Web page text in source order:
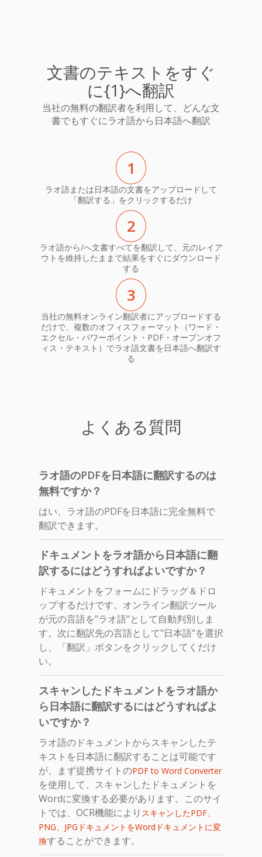
文書のテキストをすぐ
に{1}へ翻訳
当社の無料の翻訳者を利用して、どんな文
書でもすぐにラオ語から日本語へ翻訳
1
ラオ語または日本語の文書をアップロードして
「翻訳する」をクリックするだけ
2
ラオ語から/へ文書すべてを翻訳して、元のレイア
ウトを維持したままで結果をすぐにダウンロード
する
3
当社の無料オンライン翻訳者にアップロードする
だけで、複数のオフィスフォーマット（ワード・
エクセル・パワーポイント・PDF・オープンオフ
ィス・テキスト）でラオ語文書を日本語へ翻訳す
る
よくある質問
ラオ語のPDFを日本語に翻訳するのは
無料ですか？
はい、ラオ語のPDFを日本語に完全無料で
翻訳できます。
ドキュメントをラオ語から日本語に翻
訳するにはどうすればよいですか？
ドキュメントをフォームにドラッグ＆ドロ
ップするだけです。オンライン翻訳ツール
が元の言語を"ラオ語"として自動判別しま
す。次に翻訳先の言語として"日本語"を選択
し、「翻訳」ボタンをクリックしてくだけ
い。
スキャンしたドキュメントをラオ語か
ら日本語に翻訳するにはどうすればよ
いですか？
ラオ語のドキュメントからスキャンしたテ
キストを日本語に翻訳することは可能です
が、まず提携サイトのPDF to Word Converter
を使用して、スキャンしたドキュメントを
Wordに変換する必要があります。このサイ
トでは、OCR機能により スキャンしたPDF、
PNG、JPGドキュメントをWordドキュメントに変
換することができます。